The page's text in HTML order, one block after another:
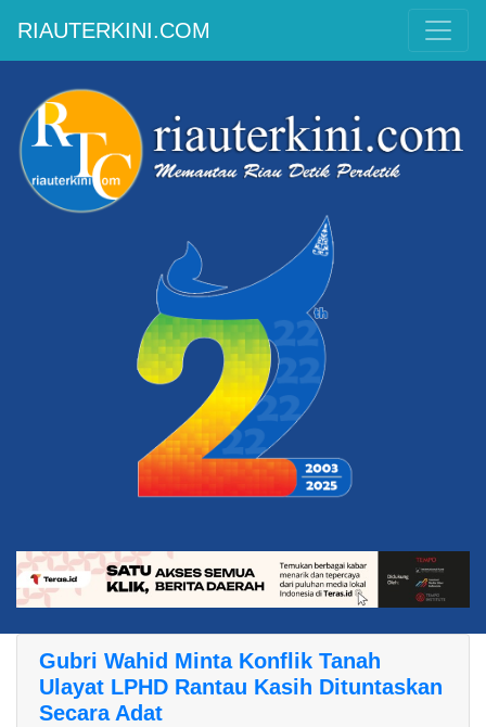
RIAUTERKINI.COM
Gubri Wahid Minta Konflik Tanah
Ulayat LPHD Rantau Kasih Dituntaskan
Secara Adat